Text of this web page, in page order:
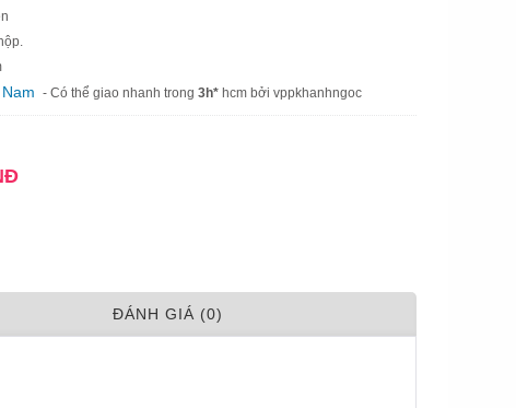
- Có thể giao nhanh trong 3h* hcm bởi vppkhanhngoc
ÐÁNH GIÁ (0)